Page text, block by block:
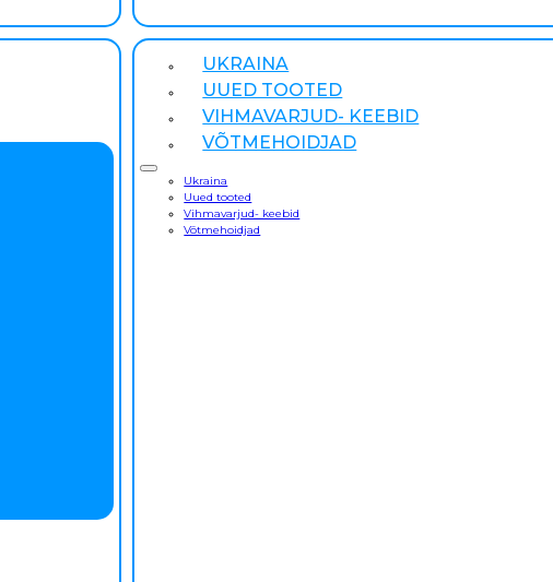
UKRAINA
UUED TOOTED
VIHMAVARJUD- KEEBID
VÕTMEHOIDJAD
Ukraina
Uued tooted
Vihmavarjud- keebid
Võtmehoidjad